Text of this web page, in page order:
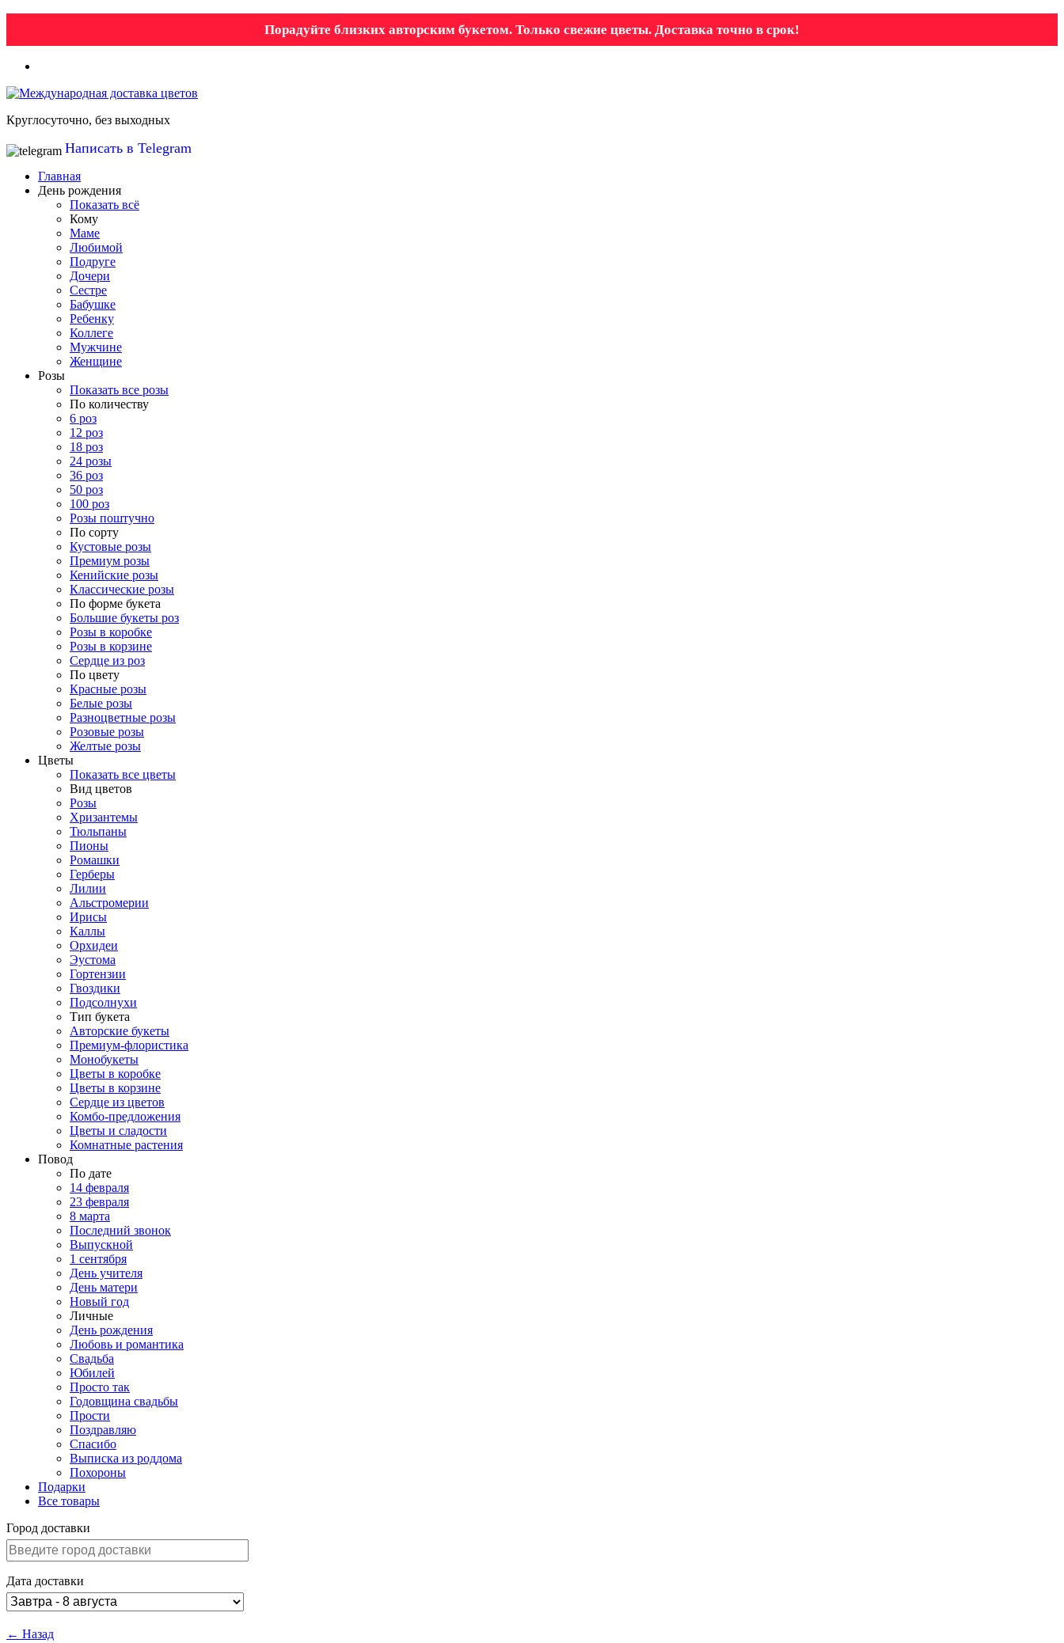
Порадуйте близких авторским букетом. Только свежие цветы. Доставка точно в срок!
Круглосуточно, без выходных
Написать в Telegram
Главная
День рождения
Показать всё
Кому
Маме
Любимой
Подруге
Дочери
Сестре
Бабушке
Ребенку
Коллеге
Мужчине
Женщине
Розы
Показать все розы
По количеству
6 роз
12 роз
18 роз
24 розы
36 роз
50 роз
100 роз
Розы поштучно
По сорту
Кустовые розы
Премиум розы
Кенийские розы
Классические розы
По форме букета
Большие букеты роз
Розы в коробке
Розы в корзине
Сердце из роз
По цвету
Красные розы
Белые розы
Разноцветные розы
Розовые розы
Желтые розы
Цветы
Показать все цветы
Вид цветов
Розы
Хризантемы
Тюльпаны
Пионы
Ромашки
Герберы
Лилии
Альстромерии
Ирисы
Каллы
Орхидеи
Эустома
Гортензии
Гвоздики
Подсолнухи
Тип букета
Авторские букеты
Премиум-флористика
Монобукеты
Цветы в коробке
Цветы в корзине
Сердце из цветов
Комбо-предложения
Цветы и сладости
Комнатные растения
Повод
По дате
14 февраля
23 февраля
8 марта
Последний звонок
Выпускной
1 сентября
День учителя
День матери
Новый год
Личные
День рождения
Любовь и романтика
Свадьба
Юбилей
Просто так
Годовщина свадьбы
Прости
Поздравляю
Спасибо
Выписка из роддома
Похороны
Подарки
Все товары
Город доставки
Дата доставки
← Назад